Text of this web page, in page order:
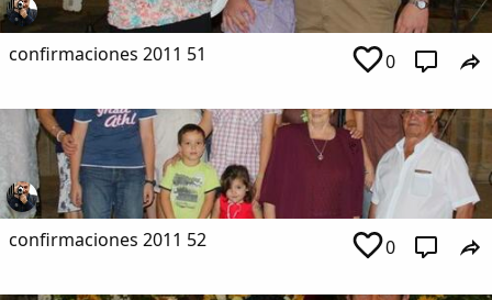
confirmaciones 2011 51 0
confirmaciones 2011 52 0